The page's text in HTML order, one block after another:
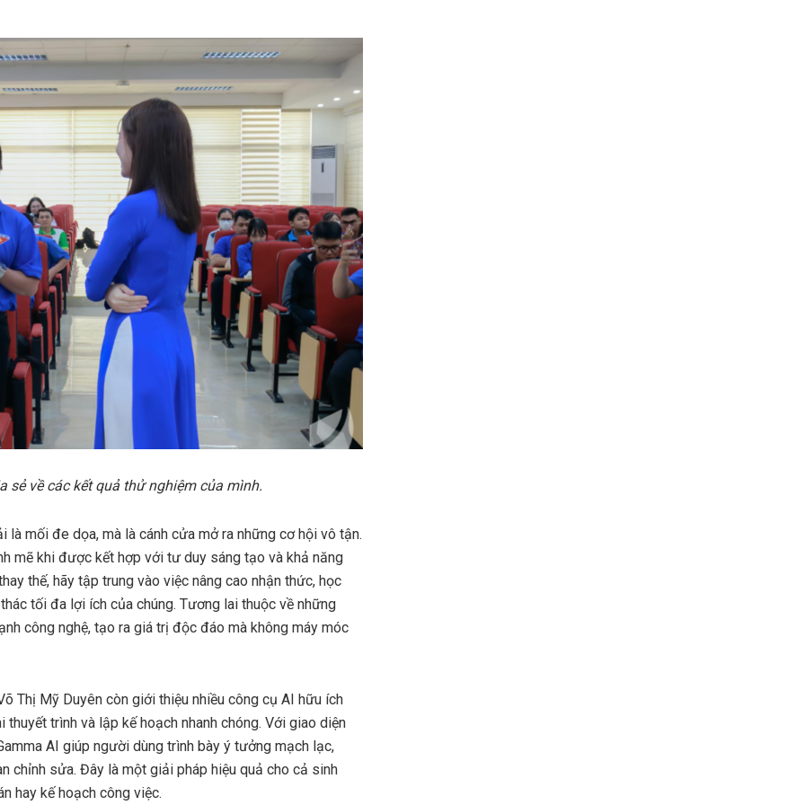
sẻ về các kết quả thử nghiệm của mình.
là mối đe dọa, mà là cánh cửa mở ra những cơ hội vô tận.
mẽ khi được kết hợp với tư duy sáng tạo và khả năng
thế, hãy tập trung vào việc nâng cao nhận thức, học
tối đa lợi ích của chúng. Tương lai thuộc về những
công nghệ, tạo ra giá trị độc đáo mà không máy móc
Thị Mỹ Duyên còn giới thiệu nhiều công cụ AI hữu ích
trình và lập kế hoạch nhanh chóng. Với giao diện
AI giúp người dùng trình bày ý tưởng mạch lạc,
chỉnh sửa. Đây là một giải pháp hiệu quả cho cả sinh
hay kế hoạch công việc.